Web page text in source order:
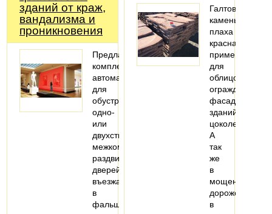
зданий от краж,
вандализма и
проникновения
Предлагаем
комплекты
автоматики
для
обустройства
одно-
или
двухстворчатых
межкомнатных
раздвижных
дверей,
въезжающих
в
фальшстену..
Галтованный
камень
плаха
красная
применяют
для
облицовки
ограждений,
фасадов
зданий,
цоколей.
А
так
же
в
мощении
дорожек
в